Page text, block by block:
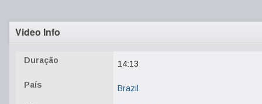
Video Info
Duração 14:13
País Brazil